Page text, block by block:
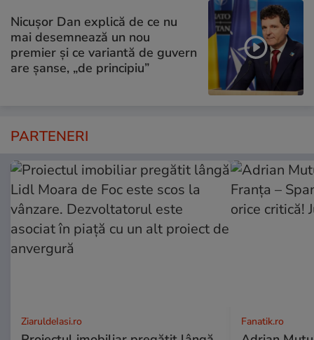
Nicușor Dan explică de ce nu
mai desemnează un nou
premier și ce variantă de guvern
are șanse, „de principiu”
PARTENERI
ZiaruldeIasi.ro Fanatik.ro